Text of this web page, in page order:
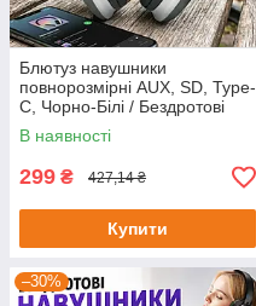
Блютуз навушники
повнорозмірні AUX, SD, Type-
C, Чорно-Білі / Бездротові
навушники Bluetooth /
Накладні навушники
В наявності
299 ₴ 427,14 ₴
Купити
–30%